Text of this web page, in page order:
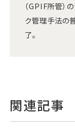
（GPIF所管）
ク管理手法の
了。
関連記事